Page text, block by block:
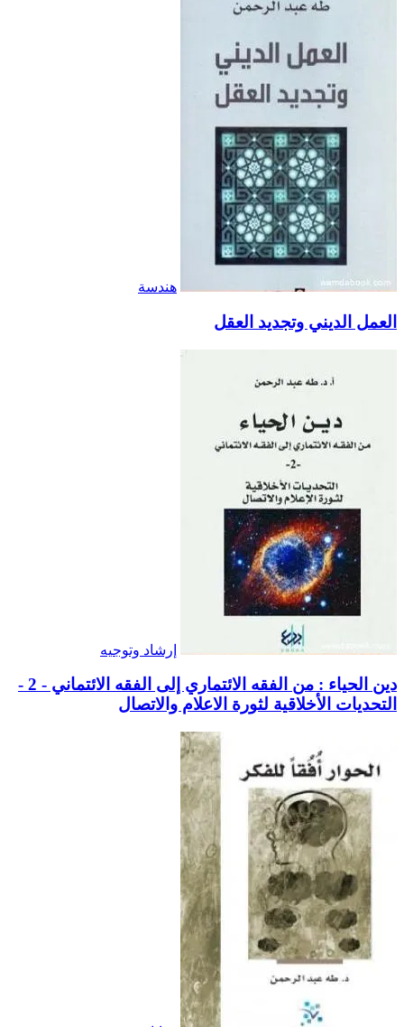
هندسة
العمل الديني وتجديد العقل
إرشاد وتوجيه
دين الحياء : من الفقه الائتماري إلى الفقه الائتماني - 2 -
التحديات الأخلاقية لثورة الاعلام والاتصال